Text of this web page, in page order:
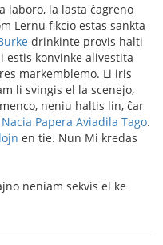
laboro, la lasta ĉagreno
Lernu fikcio estas sankta
drinkinte provis halti
estis konvinke alivestita
markemblemo. Li iris
li svingis el la scenejo,
neniu haltis lin, ĉar
Nacia Papera Aviadila Tago.
en tie. Nun Mi kredas
neniam sekvis el ke